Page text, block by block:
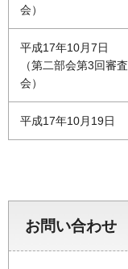
会）
平成17年10月7日
（第二部会第3回審査
会）
平成17年10月19日
お問い合わせ